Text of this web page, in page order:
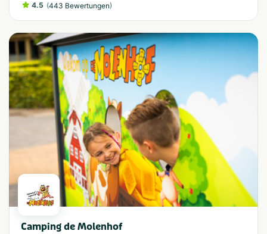
4.5 (443 Bewertungen)
Camping de Molenhof